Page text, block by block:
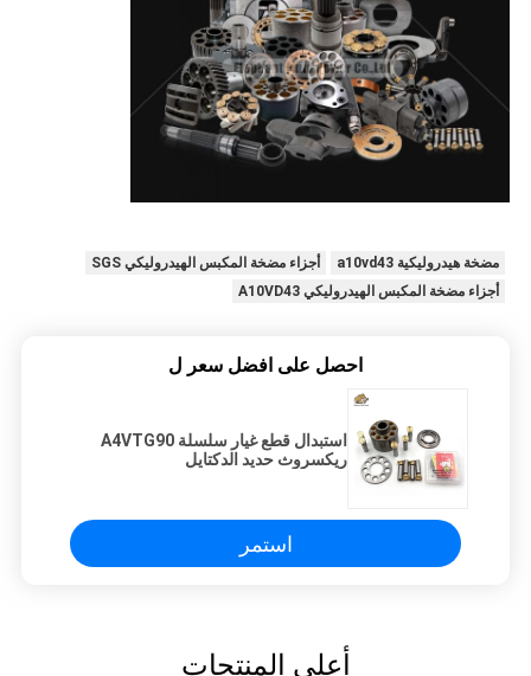
مضخة هيدروليكية a10vd43
أجزاء مضخة المكبس الهيدروليكي SGS
أجزاء مضخة المكبس الهيدروليكي A10VD43
احصل على افضل سعر ل
استبدال قطع غيار سلسلة A4VTG90
ريكسروث حديد الدكتايل
استمر
أعلى المنتجات